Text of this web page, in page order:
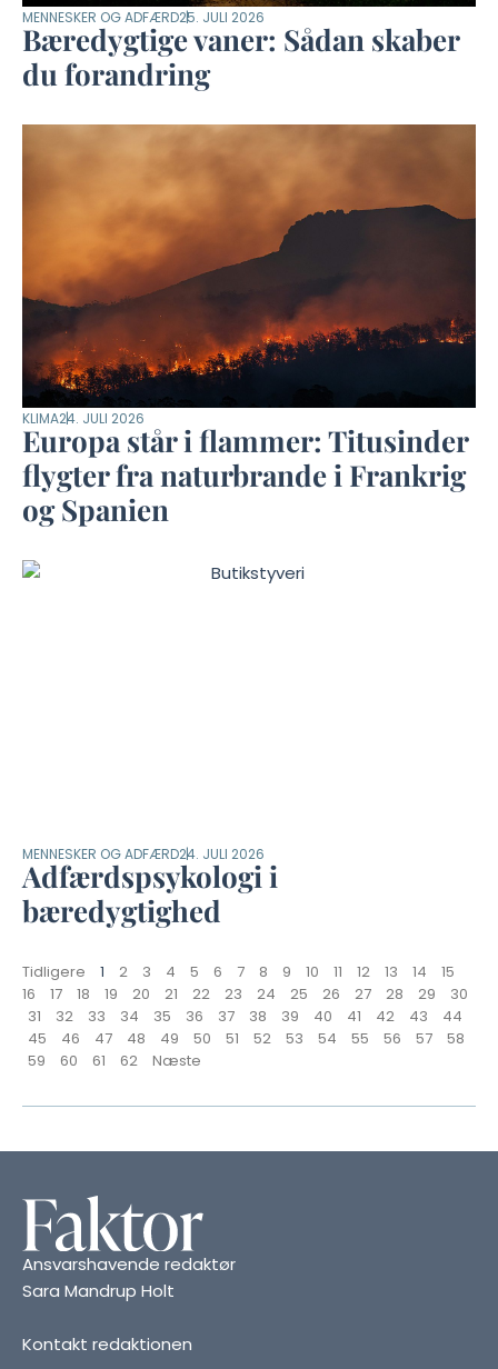
MENNESKER OG ADFÆRD25. JULI 2026
Bæredygtige vaner: Sådan skaber
du forandring
KLIMA24. JULI 2026
Europa står i flammer: Titusinder
flygter fra naturbrande i Frankrig
og Spanien
MENNESKER OG ADFÆRD24. JULI 2026
Adfærdspsykologi i
bæredygtighed
Tidligere 1 2 3 4 5 6 7 8 9 10 11 12 13 14
15
16
17 18 19 20 21 22 23 24 25 26 27 28 29
30
31
32 33 34 35 36 37 38 39 40 41 42 43
44
45
46 47 48 49 50 51 52 53 54 55 56 57
58
59
60 61 62 Næste
Ansvarshavende redaktør
Sara Mandrup Holt
Kontakt redaktionen